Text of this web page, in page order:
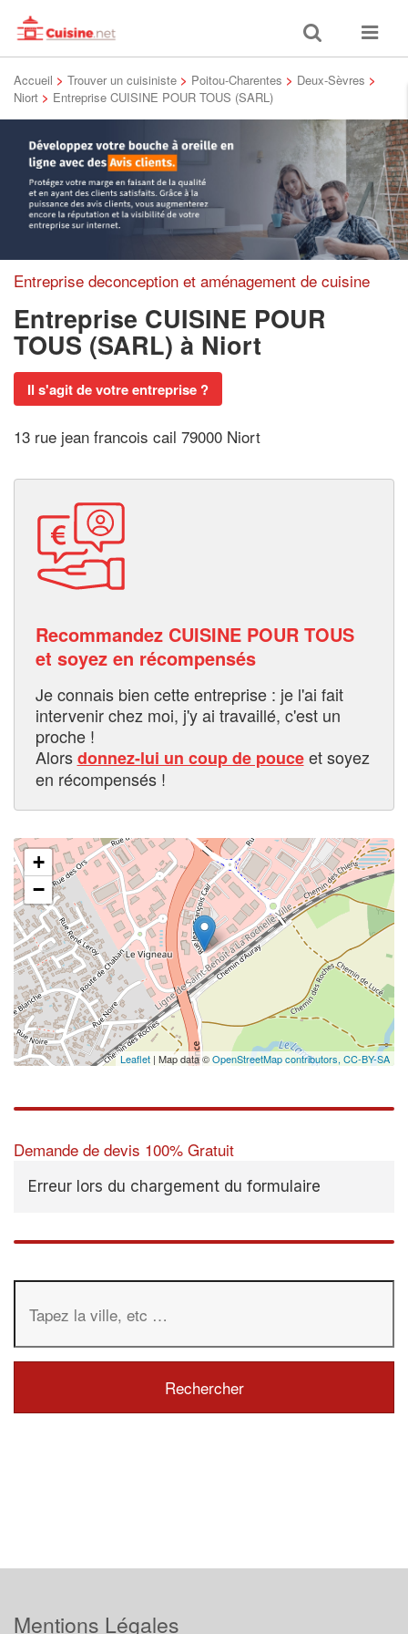
Toggle
search
Toggle
Accueil > Trouver un cuisiniste > Poitou-Charentes > Deux-Sèvres >
Niort > Entreprise CUISINE POUR TOUS (SARL)
Entreprise deconception et aménagement de cuisine
Entreprise CUISINE POUR
TOUS (SARL) à Niort
Il s'agit de votre entreprise ?
13 rue jean francois cail 79000 Niort
Recommandez CUISINE POUR TOUS
et soyez en récompensés
Je connais bien cette entreprise : je l'ai fait
intervenir chez moi, j'y ai travaillé, c'est un
proche !
Alorsdonnez-lui un coup de pouceet soyez
en récompensés !
+
−
Leaflet | Map data ©OpenStreetMap contributors, CC-BY-SA
Demande de devis 100% Gratuit
Erreur lors du chargement du formulaire
Mentions Légales